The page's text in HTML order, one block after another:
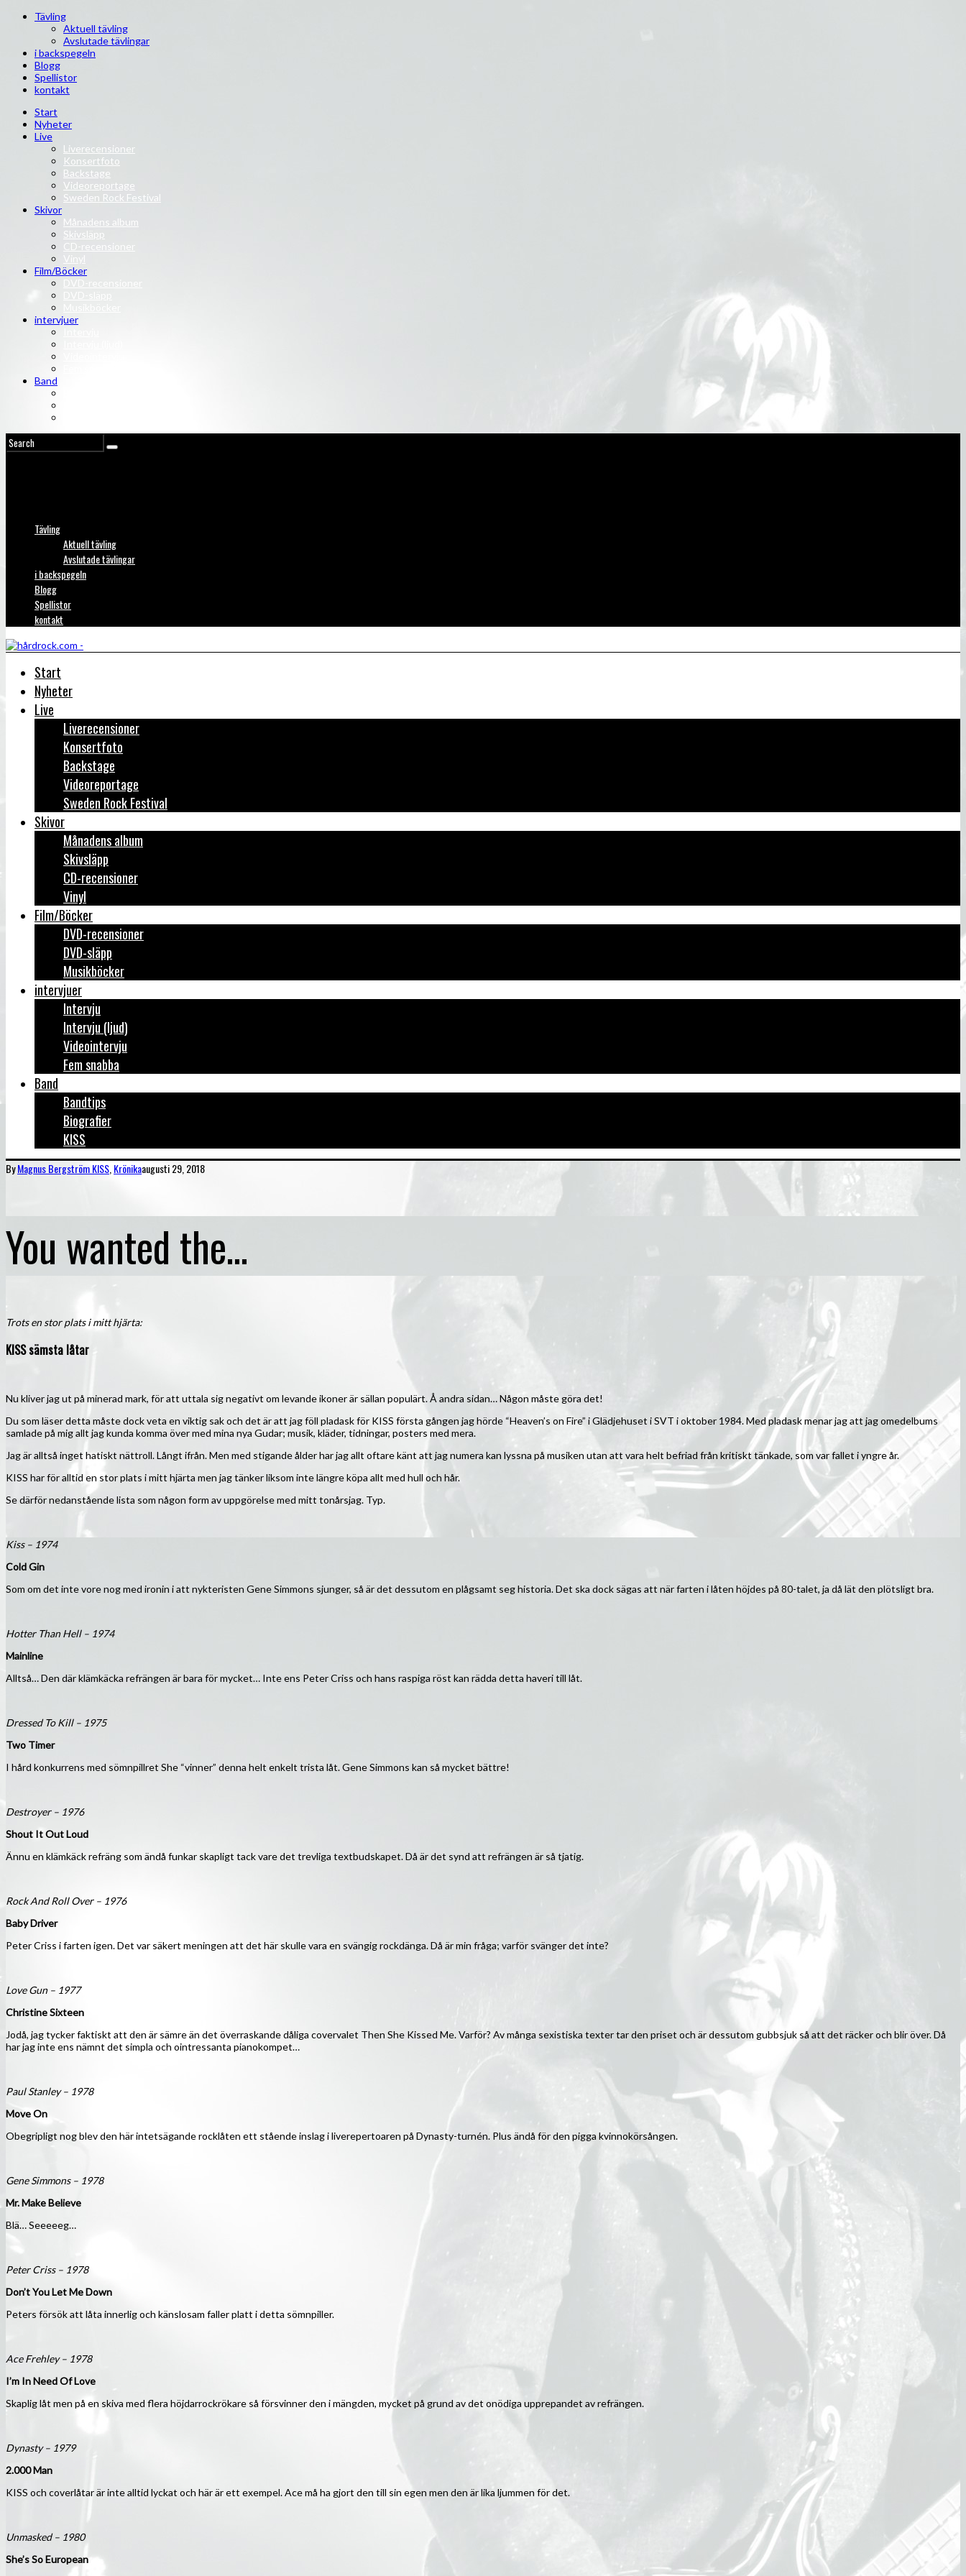
Tävling
Aktuell tävling
Avslutade tävlingar
i backspegeln
Blogg
Spellistor
kontakt
Start
Nyheter
Live
Liverecensioner
Konsertfoto
Backstage
Videoreportage
Sweden Rock Festival
Skivor
Månadens album
Skivsläpp
CD-recensioner
Vinyl
Film/Böcker
intervjuer
Band
Tävling
Aktuell tävling
Avslutade tävlingar
i backspegeln
Blogg
Spellistor
kontakt
Start
Nyheter
Live
Liverecensioner
Konsertfoto
Backstage
Videoreportage
Sweden Rock Festival
Skivor
Månadens album
Skivsläpp
CD-recensioner
Vinyl
Film/Böcker
DVD-recensioner
DVD-släpp
Musikböcker
intervjuer
Intervju
Intervju (ljud)
Videointervju
Fem snabba
Band
Bandtips
Biografier
KISS
ByMagnus BergströmKISS Krönikaaugusti 29, 2018
You wanted the…
Trots en stor plats i mitt hjärta:
KISS sämsta låtar
Nu kliver jag ut på minerad mark, för att uttala sig negativt om levande ikoner är sällan populärt. Å andra sidan… Någon måste göra det!
Du som läser detta måste dock veta en viktig sak och det är att jag föll pladask för KISS första gången jag hörde “Heaven’s on Fire” i Glädjehuset i SVT i oktober 1984. Med pladask menar jag att jag omedelbums
samlade på mig allt jag kunda komma över med mina nya Gudar; musik, kläder, tidningar, posters med mera.
Jag är alltså inget hatiskt nättroll. Långt ifrån. Men med stigande ålder har jag allt oftare känt att jag numera kan lyssna på musiken utan att vara helt befriad från kritiskt tänkade, som var fallet i yngre år.
KISS har för alltid en stor plats i mitt hjärta men jag tänker liksom inte längre köpa allt med hull och hår.
Se därför nedanstående lista som någon form av uppgörelse med mitt tonårsjag. Typ.
Kiss – 1974
Cold Gin
Som om det inte vore nog med ironin i att nykteristen Gene Simmons sjunger, så är det dessutom en plågsamt seg historia. Det ska dock sägas att när farten i låten höjdes på 80-talet, ja då lät den plötsligt bra.
Hotter Than Hell – 1974
Mainline
Alltså… Den där klämkäcka refrängen är bara för mycket… Inte ens Peter Criss och hans raspiga röst kan rädda detta haveri till låt.
Dressed To Kill – 1975
Two Timer
I hård konkurrens med sömnpillret She “vinner” denna helt enkelt trista låt. Gene Simmons kan så mycket bättre!
Destroyer – 1976
Shout It Out Loud
Ännu en klämkäck refräng som ändå funkar skapligt tack vare det trevliga textbudskapet. Då är det synd att refrängen är så tjatig.
Rock And Roll Over – 1976
Baby Driver
Peter Criss i farten igen. Det var säkert meningen att det här skulle vara en svängig rockdänga. Då är min fråga; varför svänger det inte?
Love Gun – 1977
Christine Sixteen
Jodå, jag tycker faktiskt att den är sämre än det överraskande dåliga covervalet Then She Kissed Me. Varför? Av många sexistiska texter tar den priset och är dessutom gubbsjuk så att det räcker och blir över. Då
har jag inte ens nämnt det simpla och ointressanta pianokompet…
Paul Stanley – 1978
Move On
Obegripligt nog blev den här intetsägande rocklåten ett stående inslag i liverepertoaren på Dynasty-turnén. Plus ändå för den pigga kvinnokörsången.
Gene Simmons – 1978
Mr. Make Believe
Blä… Seeeeeg…
Peter Criss – 1978
Don’t You Let Me Down
Peters försök att låta innerlig och känslosam faller platt i detta sömnpiller.
Ace Frehley – 1978
I’m In Need Of Love
Skaplig låt men på en skiva med flera höjdarrockrökare så försvinner den i mängden, mycket på grund av det onödiga upprepandet av refrängen.
Dynasty – 1979
2.000 Man
KISS och coverlåtar är inte alltid lyckat och här är ett exempel. Ace må ha gjort den till sin egen men den är lika ljummen för det.
Unmasked – 1980
She’s So European